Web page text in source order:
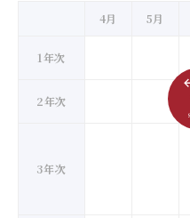
イングリッシュワーク
え、挑戦する向上心も培
My Timetable
1
4月 5月
1年次
2年次
3年次